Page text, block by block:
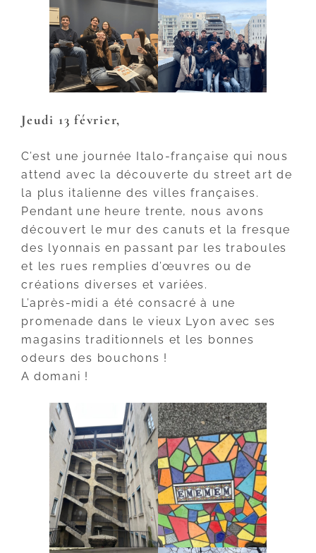
Jeudi 13 février,
C’est une journée Italo-française qui nous
attend avec la découverte du street art de
la plus italienne des villes françaises.
Pendant une heure trente, nous avons
découvert le mur des canuts et la fresque
des lyonnais en passant par les traboules
et les rues remplies d’œuvres ou de
créations diverses et variées.
L’après-midi a été consacré à une
promenade dans le vieux Lyon avec ses
magasins traditionnels et les bonnes
odeurs des bouchons !
A domani !